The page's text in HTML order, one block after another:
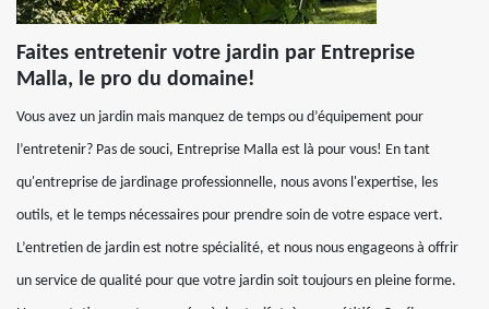
Faites entretenir votre jardin par Entreprise
Malla, le pro du domaine!
Vous avez un jardin mais manquez de temps ou d’équipement pour
l’entretenir? Pas de souci, Entreprise Malla est là pour vous! En tant
qu'entreprise de jardinage professionnelle, nous avons l'expertise, les
outils, et le temps nécessaires pour prendre soin de votre espace vert.
L’entretien de jardin est notre spécialité, et nous nous engageons à offrir
un service de qualité pour que votre jardin soit toujours en pleine forme.